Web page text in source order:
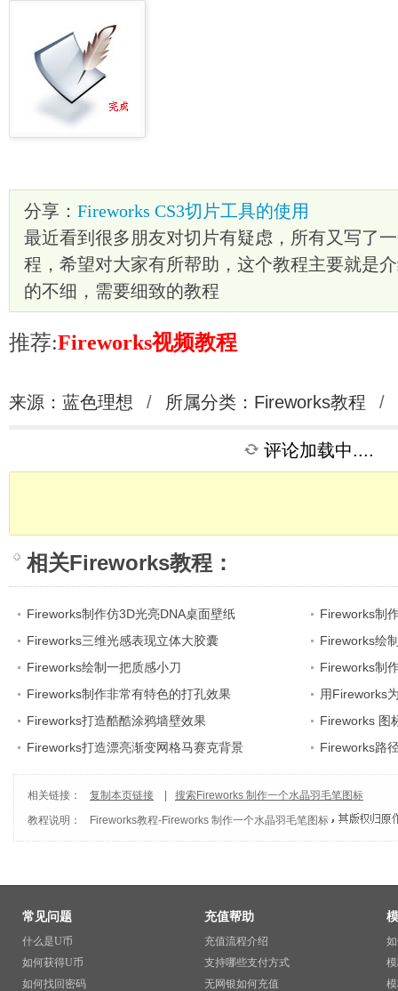
分享： Fireworks CS3切片工具的使用
最近看到很多朋友对切片有疑虑，所有又写了
程，希望对大家有所帮助，这个教程主要就是
的不细，需要细致的教程
推荐:Fireworks视频教程
来源：蓝色理想 / 所属分类： Fireworks教程 /
评论加载中....
相关Fireworks教程 ：
Fireworks制作仿3D光亮DNA桌面壁纸
Fireworks制
Fireworks三维光感表现立体大胶囊
Fireworks绘
Fireworks绘制一把质感小刀
Fireworks制
Fireworks制作非常有特色的打孔效果
用Fireworks
Fireworks打造酷酷涂鸦墙壁效果
Fireworks 图
Fireworks打造漂亮渐变网格马赛克背景
Fireworks路
相关链接： 复制本页链接
搜索Fireworks 制作一个水晶羽毛笔图标
教程说明：
Fireworks教程-Fireworks 制作一个水晶羽毛笔图标
常见问题
什么是U币
如何获得U币
如何找回密码
充值帮助
充值流程介绍
支持哪些支付方式
无网银如何充值